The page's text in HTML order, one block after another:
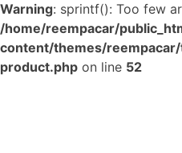
Warning: sprintf(): Too few
/home/reempacar/
content/themes/
product.php on line 52